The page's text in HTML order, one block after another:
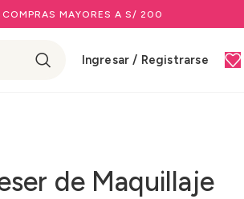
MAYORES A S/ 200
Ingresar / Registrarse
de Maquillaje